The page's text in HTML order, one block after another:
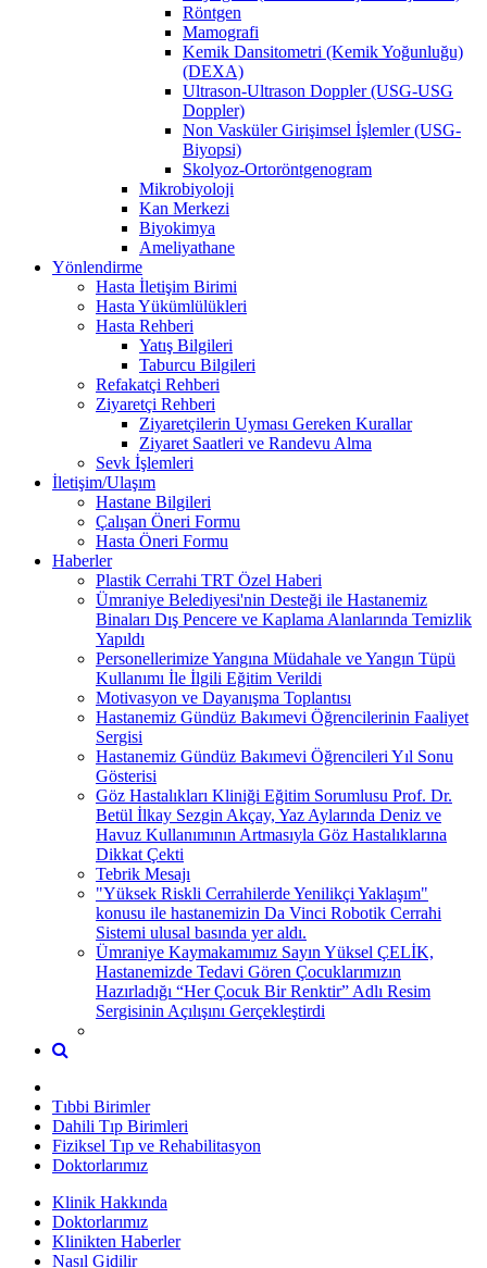
Röntgen
Mamografi
Kemik Dansitometri (Kemik Yoğunluğu)
(DEXA)
Ultrason-Ultrason Doppler (USG-USG
Doppler)
Non Vasküler Girişimsel İşlemler (USG-
Biyopsi)
Skolyoz-Ortoröntgenogram
Mikrobiyoloji
Kan Merkezi
Biyokimya
Ameliyathane
Yönlendirme
Hasta İletişim Birimi
Hasta Yükümlülükleri
Hasta Rehberi
Yatış Bilgileri
Taburcu Bilgileri
Refakatçi Rehberi
Ziyaretçi Rehberi
Ziyaretçilerin Uyması Gereken Kurallar
Ziyaret Saatleri ve Randevu Alma
Sevk İşlemleri
İletişim/Ulaşım
Hastane Bilgileri
Çalışan Öneri Formu
Hasta Öneri Formu
Haberler
Plastik Cerrahi TRT Özel Haberi
Ümraniye Belediyesi'nin Desteği ile Hastanemiz
Binaları Dış Pencere ve Kaplama Alanlarında Temizlik
Yapıldı
Personellerimize Yangına Müdahale ve Yangın Tüpü
Kullanımı İle İlgili Eğitim Verildi
Motivasyon ve Dayanışma Toplantısı
Hastanemiz Gündüz Bakımevi Öğrencilerinin Faaliyet
Sergisi
Hastanemiz Gündüz Bakımevi Öğrencileri Yıl Sonu
Gösterisi
Göz Hastalıkları Kliniği Eğitim Sorumlusu Prof. Dr.
Betül İlkay Sezgin Akçay, Yaz Aylarında Deniz ve
Havuz Kullanımının Artmasıyla Göz Hastalıklarına
Dikkat Çekti
Tebrik Mesajı
"Yüksek Riskli Cerrahilerde Yenilikçi Yaklaşım"
konusu ile hastanemizin Da Vinci Robotik Cerrahi
Sistemi ulusal basında yer aldı.
Ümraniye Kaymakamımız Sayın Yüksel ÇELİK,
Hastanemizde Tedavi Gören Çocuklarımızın
Hazırladığı “Her Çocuk Bir Renktir” Adlı Resim
Sergisinin Açılışını Gerçekleştirdi
Tıbbi Birimler
Dahili Tıp Birimleri
Fiziksel Tıp ve Rehabilitasyon
Doktorlarımız
Klinik Hakkında
Doktorlarımız
Klinikten Haberler
Nasıl Gidilir